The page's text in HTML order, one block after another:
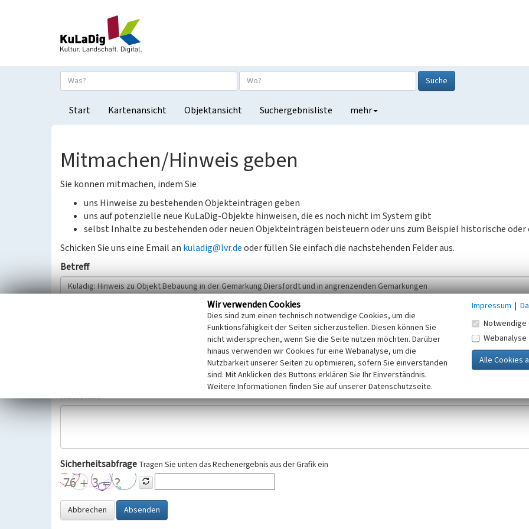
Suche
Start Kartenansicht Objektansicht Suchergebnisliste mehr
Mitmachen/Hinweis geben
Sie können mitmachen, indem Sie
uns Hinweise zu bestehenden Objekteinträgen geben
uns auf potenzielle neue KuLaDig-Objekte hinweisen, die es noch nicht im System gibt
selbst Inhalte zu bestehenden oder neuen Objekteinträgen beisteuern oder uns zum Beispiel historische oder
Schicken Sie uns eine Email an kuladig@lvr.deoder füllen Sie einfach die nachstehenden Felder aus.
Betreff
Wir bitten Sie um freiwillige Angabe Ihres Namens und Ihrer E-Mail-Adresse. Ihre Angaben werden ausschließlich im Rahmen der KuLaDig-
Selbstverständlich werden diese entsprechend der Vorschriften des Telemediengesetzes, des Datenschutzgesetzes NRW und der seit
Datenschutzgrundverordnung (EU-DSGVO) vertraulich behandelt, beachten Sie bitte unsere Hinweise zumDatenschutz
Nachricht
Sicherheitsabfrage Tragen Sie unten das Rechenergebnis aus der Grafik ein
Abbrechen Absenden
Wir verwenden Cookies
Dies sind zum einen technisch notwendige Cookies, um die
Funktionsfähigkeit der Seiten sicherzustellen. Diesen können Sie
nicht widersprechen, wenn Sie die Seite nutzen möchten. Darüber
hinaus verwenden wir Cookies für eine Webanalyse, um die
Nutzbarkeit unserer Seiten zu optimieren, sofern Sie einverstanden
sind. Mit Anklicken des Buttons erklären Sie Ihr Einverständnis.
Weitere Informationen finden Sie auf unserer Datenschutzseite.
Impressum |
Notwendige
Webanalyse